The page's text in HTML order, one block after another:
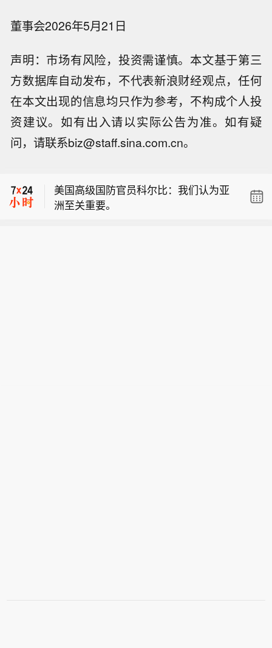
董事会2026年5月21日
声明：市场有风险，投资需谨慎。本文基于第三
方数据库自动发布，不代表新浪财经观点，任何
在本文出现的信息均只作为参考，不构成个人投
资建议。如有出入请以实际公告为准。如有疑
问，请联系biz@staff.sina.com.cn。
【港股药王盘中市值突破6000亿港元】
8月10日上午，港股市场开盘后，港股
市值一度突破6000亿港元。 与此同
时，同样是A股市值最高的药企药明康
美国高级国防官员科尔比：我们认为亚
洲至关重要。